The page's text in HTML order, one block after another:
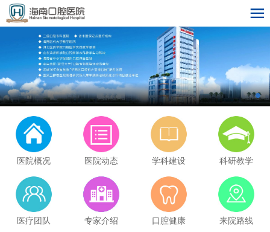
医院概况 医院动态 学科建设 科研教学
医疗团队 专家介绍 口腔健康 来院路线